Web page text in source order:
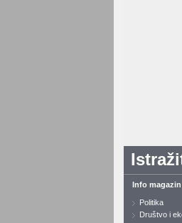
Info magazin
Politika
Društvo i